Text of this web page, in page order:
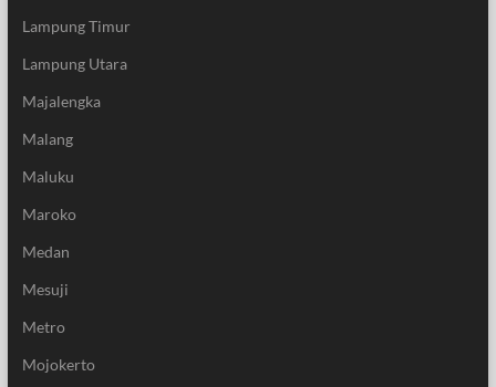
Lampung Timur
Lampung Utara
Majalengka
Malang
Maluku
Maroko
Medan
Mesuji
Metro
Mojokerto